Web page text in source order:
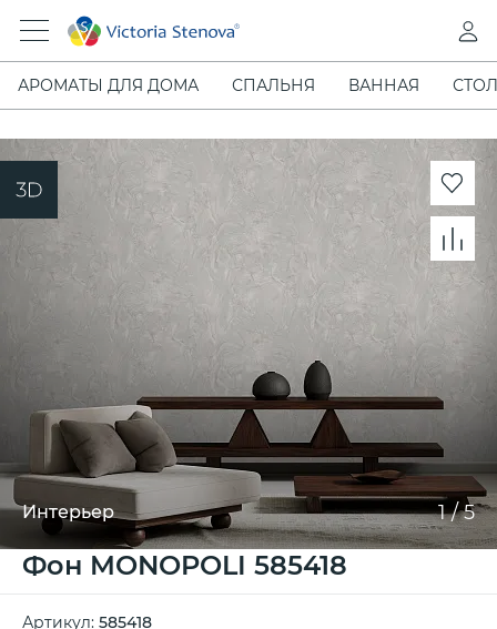
АРОМАТЫ ДЛЯ ДОМА СПАЛЬНЯ ВАННАЯ
Интерьер 1/5
Фон MONOPOLI 585418
Артикул: 585418